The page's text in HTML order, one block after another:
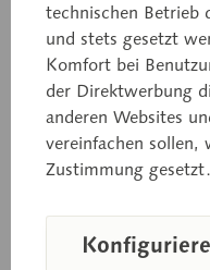
Darstellung der
ist bis zum Durchtritt
Augapfel horizontal
zerlegbar: Oberer
Augenmuskel, obere
Aderhaut mit Retina
technischen Betrieb
und stets gesetzt
Komfort bei
der Direktwerbung
anderen Websites
vereinfachen
Zustimmung gesetzt.